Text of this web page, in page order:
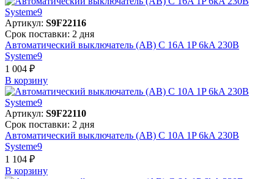
Артикул: S9F22116
Срок поставки: 2 дня
Автоматический выключатель (АВ) C 16A 1P 6kA 230В
Systeme9
1 004 ₽
В корзинy
Артикул: S9F22110
Срок поставки: 2 дня
Автоматический выключатель (АВ) C 10A 1P 6kA 230В
Systeme9
1 104 ₽
В корзинy